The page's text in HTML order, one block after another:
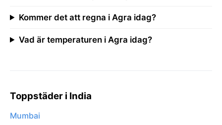
Kommer det att regna i Agra idag?
Vad är temperaturen i Agra idag?
Toppstäder i India
Mumbai